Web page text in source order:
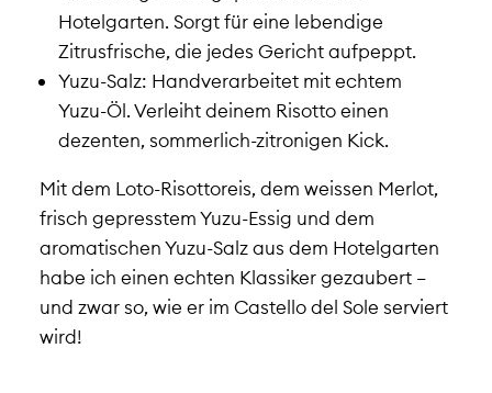
Hotelgarten. Sorgt für eine lebendige
Zitrusfrische, die jedes Gericht aufpeppt.
Yuzu-Salz: Handverarbeitet mit echtem
Yuzu-Öl. Verleiht deinem Risotto einen
dezenten, sommerlich-zitronigen Kick.
Mit dem Loto-Risottoreis, dem weissen Merlot,
frisch gepresstem Yuzu-Essig und dem
aromatischen Yuzu-Salz aus dem Hotelgarten
habe ich einen echten Klassiker gezaubert –
und zwar so, wie er im Castello del Sole serviert
wird!